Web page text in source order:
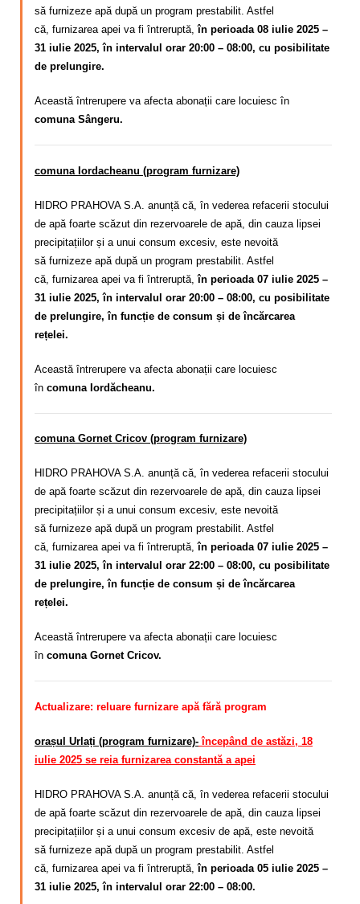
să furnizeze apă după un program prestabilit. Astfel
că, furnizarea apei va fi întreruptă,în perioada 08 iulie 2025 –
31 iulie 2025, în intervalul orar 20:00 – 08:00, cu posibilitate
de prelungire.
Această întrerupere va afecta abonații care locuiesc în
comuna Sângeru.
comuna Iordacheanu (program furnizare)
HIDRO PRAHOVA S.A. anunță că, în vederea refacerii stocului
de apă foarte scăzut din rezervoarele de apă, din cauza lipsei
precipitațiilor și a unui consum excesiv, este nevoită
să furnizeze apă după un program prestabilit. Astfel
că, furnizarea apei va fi întreruptă,în perioada 07 iulie 2025 –
31 iulie 2025, în intervalul orar 20:00 – 08:00, cu posibilitate
de prelungire, în funcție de consum și de încărcarea
rețelei.
Această întrerupere va afecta abonații care locuiesc
în comuna Iordăcheanu.
comuna Gornet Cricov (program furnizare)
HIDRO PRAHOVA S.A. anunță că, în vederea refacerii stocului
de apă foarte scăzut din rezervoarele de apă, din cauza lipsei
precipitațiilor și a unui consum excesiv, este nevoită
să furnizeze apă după un program prestabilit. Astfel
că, furnizarea apei va fi întreruptă,în perioada 07 iulie 2025 –
31 iulie 2025, în intervalul orar 22:00 – 08:00, cu posibilitate
de prelungire, în funcție de consum și de încărcarea
rețelei.
Această întrerupere va afecta abonații care locuiesc
în comuna Gornet Cricov.
Actualizare: reluare furnizare apă fără program
orașul Urlați (program furnizare)- începând de astăzi, 18
iulie 2025 se reia furnizarea constantă a apei
HIDRO PRAHOVA S.A. anunță că, în vederea refacerii stocului
de apă foarte scăzut din rezervoarele de apă, din cauza lipsei
precipitațiilor și a unui consum excesiv de apă, este nevoită
să furnizeze apă după un program prestabilit. Astfel
că, furnizarea apei va fi întreruptă,în perioada 05 iulie 2025 –
31 iulie 2025, în intervalul orar 22:00 – 08:00.